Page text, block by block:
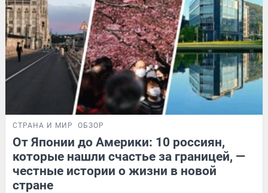
СТРАНА И МИР ОБЗОР
От Японии до Америки: 10 россиян,
которые нашли счастье за границей, —
честные истории о жизни в новой
стране